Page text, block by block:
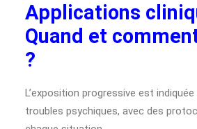
Applications
Quand et
?
L’exposition progressive est
troubles psychiques, avec des